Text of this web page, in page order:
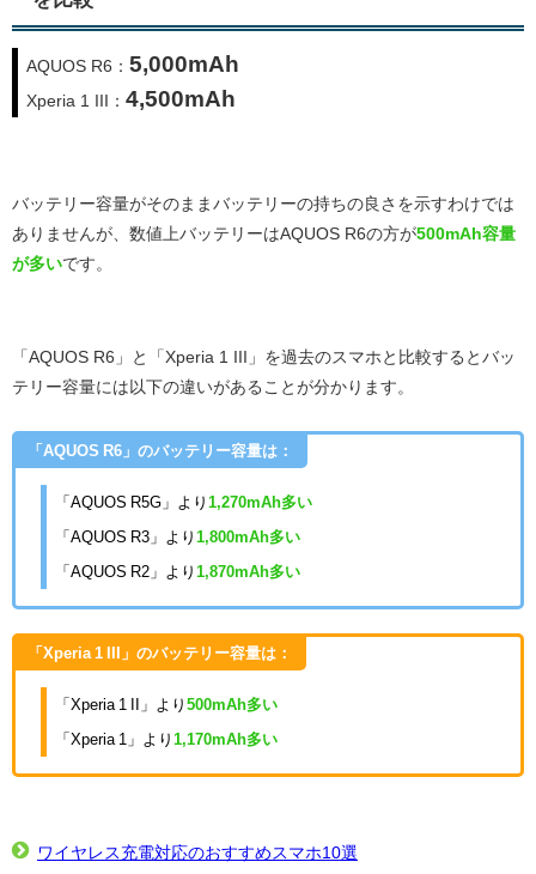
AQUOS R6： 5,000mAh
Xperia 1 III： 4,500mAh
バッテリー容量がそのままバッテリーの持ちの良さを示すわけでは
ありませんが、数値上バッテリーはAQUOS R6の方が500mAh容量
が多いです。
「AQUOS R6」と「Xperia 1 III」を過去のスマホと比較するとバッ
テリー容量には以下の違いがあることが分かります。
「AQUOS R6」のバッテリー容量は：
「AQUOS R5G」より 1,270mAh多い
「AQUOS R3」より 1,800mAh多い
「AQUOS R2」より 1,870mAh多い
「Xperia 1 III」のバッテリー容量は：
「Xperia 1 II」より 500mAh多い
「Xperia 1」より 1,170mAh多い
ワイヤレス充電対応のおすすめスマホ10選